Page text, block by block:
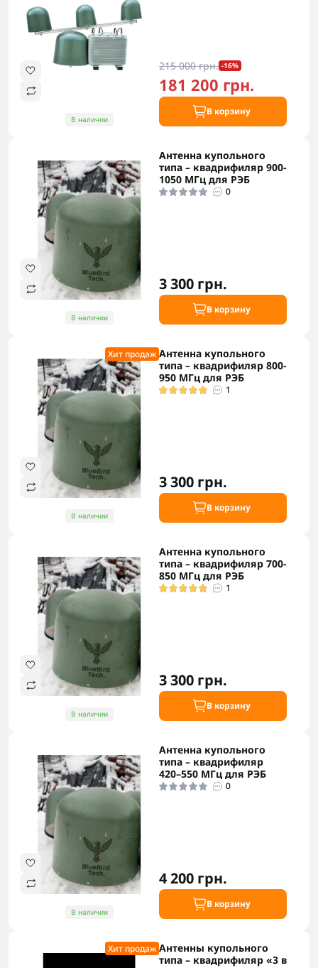
В наличии
215 000 грн. -16%
181 200 грн.
В корзину
В наличии
Антенна купольного
типа – квадрифиляр 900-
1050 МГц для РЭБ
0
3 300 грн.
В корзину
Хит продаж
В наличии
Антенна купольного
типа – квадрифиляр 800-
950 МГц для РЭБ
1
3 300 грн.
В корзину
В наличии
Антенна купольного
типа – квадрифиляр 700-
850 МГц для РЭБ
1
3 300 грн.
В корзину
В наличии
Антенна купольного
типа – квадрифиляр
420–550 МГц для РЭБ
0
4 200 грн.
В корзину
Хит продаж Антенны купольного
типа – квадрифиляр «3 в